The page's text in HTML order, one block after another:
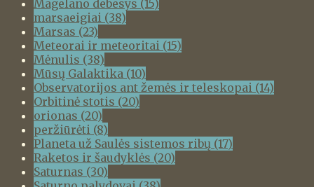
Magelano debesys (15)
marsaeigiai (38)
Marsas (23)
Meteorai ir meteoritai (15)
Mėnulis (38)
Mūsų Galaktika (10)
Observatorijos ant žemės ir teleskopai (14)
Orbitinė stotis (20)
orionas (20)
peržiūrėti (8)
Planeta už Saulės sistemos ribų (17)
Raketos ir šaudyklės (20)
Saturnas (30)